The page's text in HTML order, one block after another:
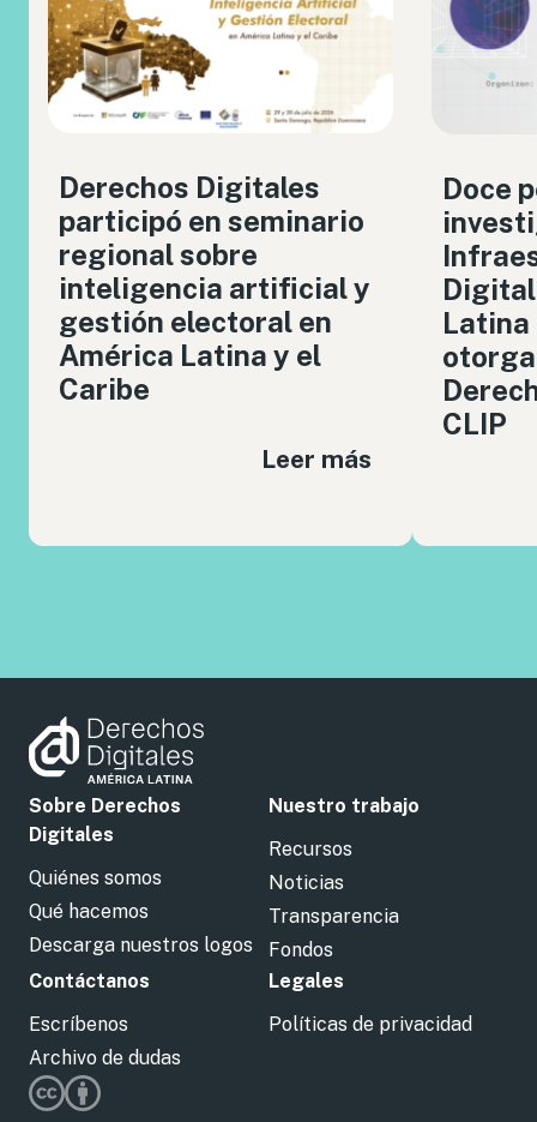
Derechos Digitales
participó en seminario
regional sobre
inteligencia artificial y
gestión electoral en
América Latina y el
Caribe
Leer más
Doce
Latina
CLIP
Sobre Derechos
Digitales
Quiénes somos
Qué hacemos
Descarga nuestros logos
Nuestro trabajo
Recursos
Noticias
Transparencia
Fondos
Contáctanos
Escríbenos
Archivo de dudas
Legales
Políticas de privacidad